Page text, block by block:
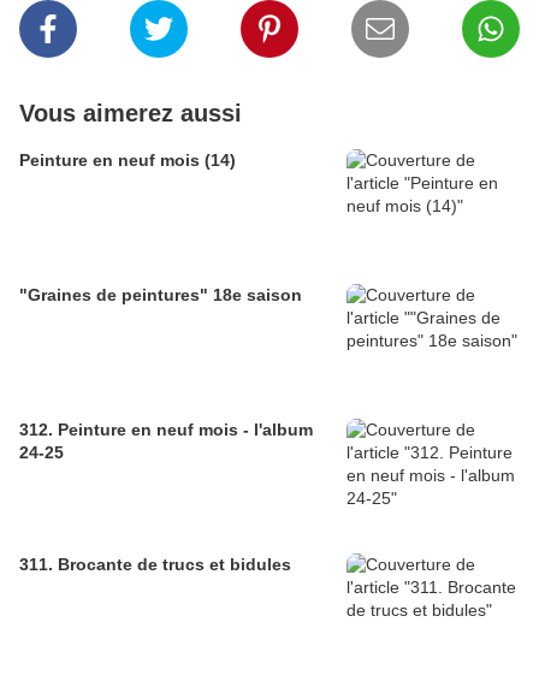
Vous aimerez aussi
Peinture en neuf mois (14)
"Graines de peintures" 18e saison
312. Peinture en neuf mois - l'album
24-25
311. Brocante de trucs et bidules